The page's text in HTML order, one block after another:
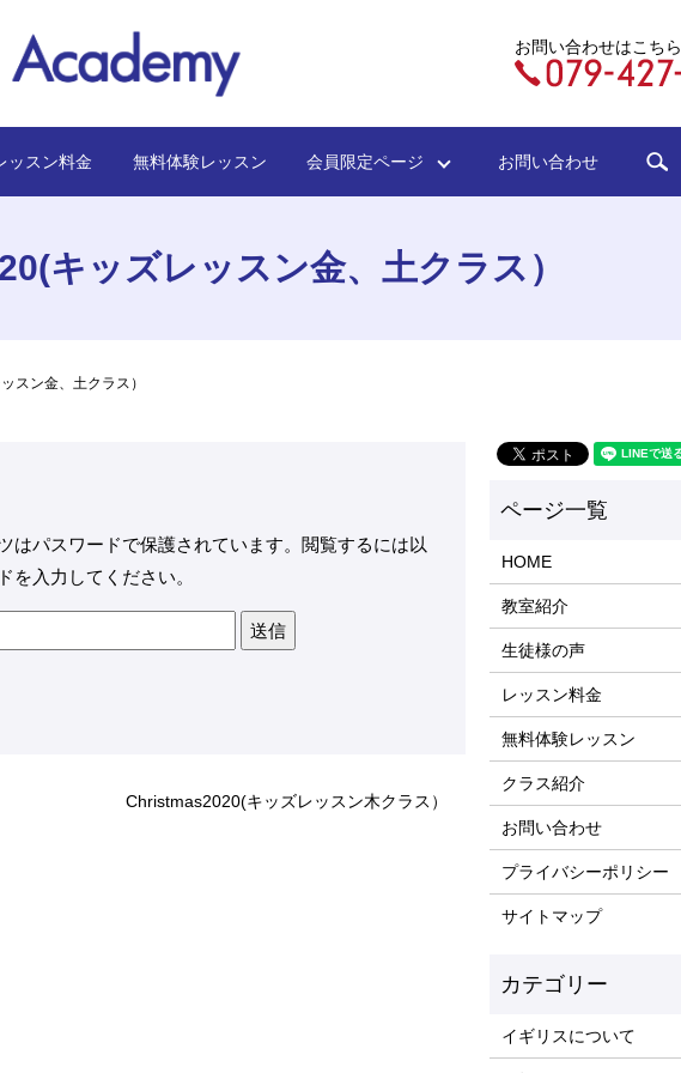
お問い合わせはこちら
ッスン料金 無料体験レッスン 会員限定ページ お問い合わせ
キッズレッスン金、土クラス）
スン金、土クラス）
はパスワードで保護されています。閲覧するには以
を入力してください。
Christmas2020(キッズレッスン木クラス）
HOME
教室紹介
生徒様の声
レッスン料金
無料体験レッスン
クラス紹介
お問い合わせ
プライバシーポリシー
サイトマップ
イギリスについて